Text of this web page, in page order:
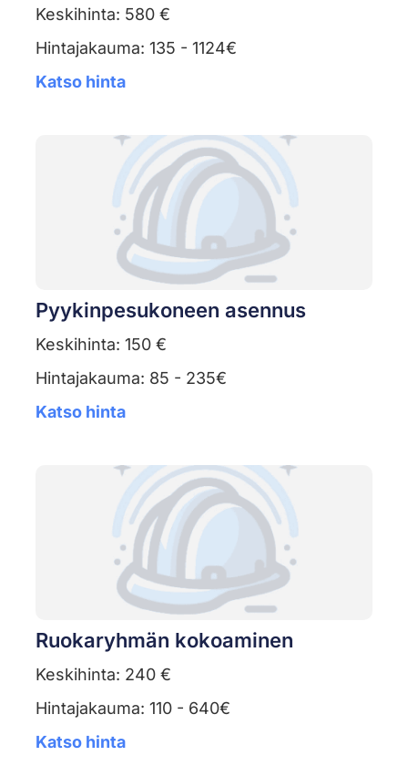
Keskihinta: 580 €
Hintajakauma: 135 - 1124€
Katso hinta
Pyykinpesukoneen asennus
Keskihinta: 150 €
Hintajakauma: 85 - 235€
Katso hinta
Ruokaryhmän kokoaminen
Keskihinta: 240 €
Hintajakauma: 110 - 640€
Katso hinta